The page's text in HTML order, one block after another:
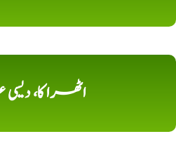
اٹھرا کا،